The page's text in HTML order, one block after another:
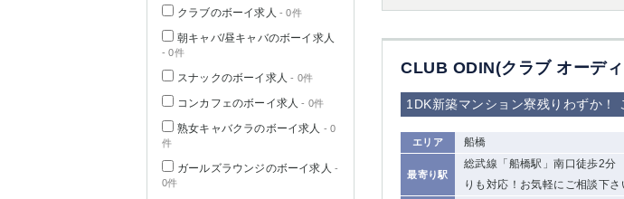
CLUB ODIN(クラブ オーデ
1DK新築マンション寮残りわずか！
エリア 船橋
最寄り駅
総武線「船橋駅」南口徒歩2
りも対応！お気軽にご相談下さ
クラブのボーイ求人 - 0件
朝キャバ/昼キャバのボーイ求人
- 0件
スナックのボーイ求人 - 0件
コンカフェのボーイ求人 - 0件
熟女キャバクラのボーイ求人 - 0
件
ガールズラウンジのボーイ求人 -
0件
宇都宮 小山
茨城県 土浦 ひたち野うしく
群馬県 館林